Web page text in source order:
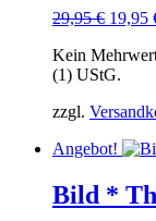
29,95€
war:
29,95 €
19,95
Kein
(1) UStG.
zzgl.
Angebot!
Bild *